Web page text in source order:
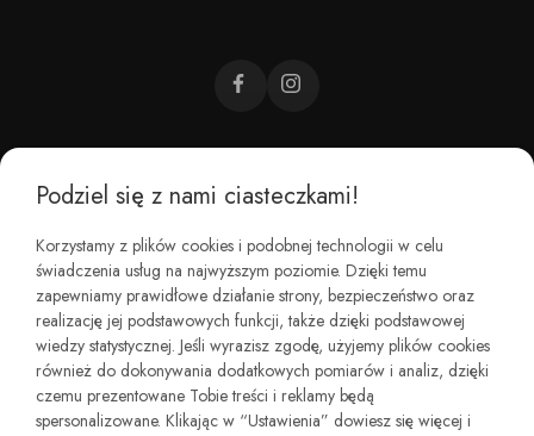
CZEMU BAREFOOT?
KIM JESTEŚMY?
REGULAMINY I ZWROTY
Podziel się z nami ciasteczkami!
Korzystamy z plików cookies i podobnej technologii w celu
świadczenia usług na najwyższym poziomie. Dzięki temu
zapewniamy prawidłowe działanie strony, bezpieczeństwo oraz
realizację jej podstawowych funkcji, także dzięki podstawowej
wiedzy statystycznej. Jeśli wyrazisz zgodę, użyjemy plików cookies
również do dokonywania dodatkowych pomiarów i analiz, dzięki
czemu prezentowane Tobie treści i reklamy będą
spersonalizowane. Klikając w “Ustawienia” dowiesz się więcej i